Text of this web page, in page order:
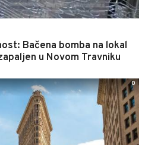
Bačena bomba na lokal
u Novom Travniku
0